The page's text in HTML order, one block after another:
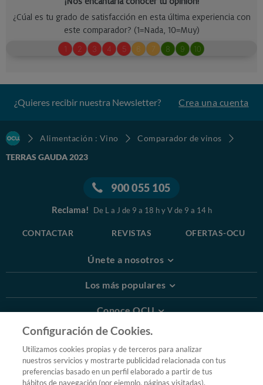
¿Quieres recibir nuestra Newsletter? Crea una cuenta
Alimentación : Vino
Comparador de vinos
TERRAS GAUDA 2023
900 055 105
Reclama! De L a J de 9 a 18 h y V de 9 a 14 h
CONTACTAR REVISTAS OFERTAS-OCU
Únete a nosotros
Los más populares
Conoce OCU
Más Información
© 2026 OCU
Condiciones generales de contratación de OCU
Configuración de Cookies.
Utilizamos cookies propias y de terceros para analizar
nuestros servicios y mostrarte publicidad relacionada con tus
preferencias basado en un perfil elaborado a partir de tus
hábitos de navegación (por ejemplo, páginas visitadas).